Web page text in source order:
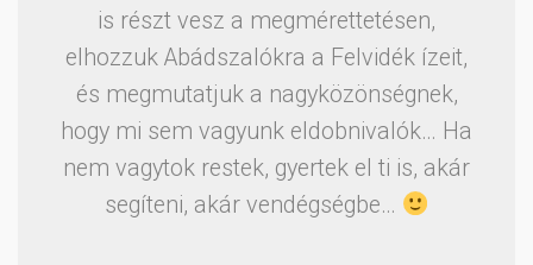
is részt vesz a megmérettetésen,
elhozzuk Abádszalókra a Felvidék ízeit,
és megmutatjuk a nagyközönségnek,
hogy mi sem vagyunk eldobnivalók… Ha
nem vagytok restek, gyertek el ti is, akár
segíteni, akár vendégségbe…